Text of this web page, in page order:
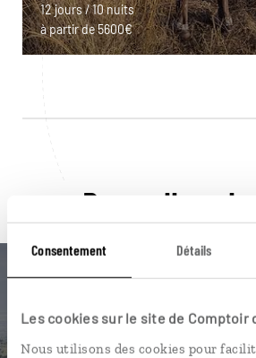
Consentement Détails
Les cookies sur le site de Comptoir
Nous utilisons des cookies pour
12 jours / 10 nuits
à partir de 5600€
Pour aller
Nos 12 idées de